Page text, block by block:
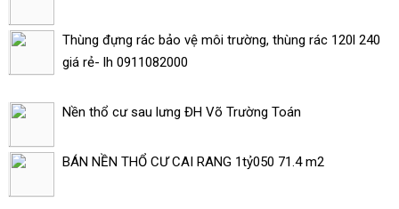
Thùng đựng rác bảo vệ môi trường, thùng rác 120l 240
giá rẻ- lh 0911082000
Nền thổ cư sau lưng ĐH Võ Trường Toán
BÁN NỀN THỔ CƯ CAI RANG 1tỷ050 71.4 m2